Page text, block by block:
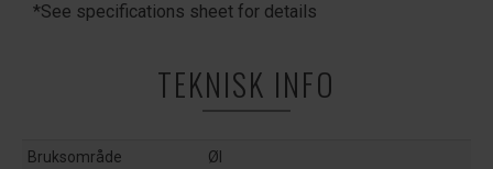
*See specifications sheet for details
TEKNISK INFO
Bruksområde
Øl